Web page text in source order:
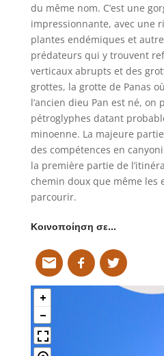
du même nom. C’est une
impressionnante, avec une
plantes endémiques et
prédateurs qui y trouvent
verticaux abrupts et des
grottes, la grotte de Panas
l’ancien dieu Pan est né, on
pétroglyphes datant
minoenne. La majeure
des compétences en
la première partie de
chemin doux que même les
parcourir.
Κοινοποίηση σε…